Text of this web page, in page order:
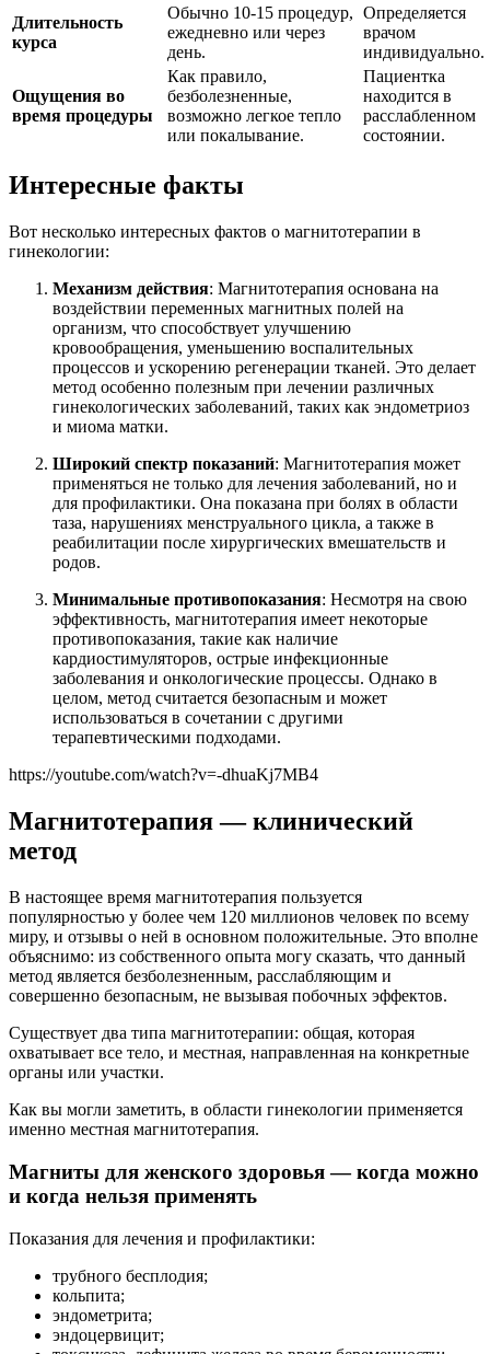
Длительность
курса
Обычно 10-15 процедур,
ежедневно или через
день.
Определяется
врачом
индивидуально.
Ощущения во
время процедуры
Как правило,
безболезненные,
возможно легкое тепло
или покалывание.
Пациентка
находится в
расслабленном
состоянии.
Интересные факты
Вот несколько интересных фактов о магнитотерапии в
гинекологии:
Механизм действия: Магнитотерапия основана на
воздействии переменных магнитных полей на
организм, что способствует улучшению
кровообращения, уменьшению воспалительных
процессов и ускорению регенерации тканей. Это делает
метод особенно полезным при лечении различных
гинекологических заболеваний, таких как эндометриоз
и миома матки.
Широкий спектр показаний: Магнитотерапия может
применяться не только для лечения заболеваний, но и
для профилактики. Она показана при болях в области
таза, нарушениях менструального цикла, а также в
реабилитации после хирургических вмешательств и
родов.
Минимальные противопоказания: Несмотря на свою
эффективность, магнитотерапия имеет некоторые
противопоказания, такие как наличие
кардиостимуляторов, острые инфекционные
заболевания и онкологические процессы. Однако в
целом, метод считается безопасным и может
использоваться в сочетании с другими
терапевтическими подходами.
https://youtube.com/watch?v=-dhuaKj7MB4
Магнитотерапия — клинический
метод
В настоящее время магнитотерапия пользуется
популярностью у более чем 120 миллионов человек по всему
миру, и отзывы о ней в основном положительные. Это вполне
объяснимо: из собственного опыта могу сказать, что данный
метод является безболезненным, расслабляющим и
совершенно безопасным, не вызывая побочных эффектов.
Существует два типа магнитотерапии: общая, которая
охватывает все тело, и местная, направленная на конкретные
органы или участки.
Как вы могли заметить, в области гинекологии применяется
именно местная магнитотерапия.
Магниты для женского здоровья — когда можно
и когда нельзя применять
Показания для лечения и профилактики:
трубного бесплодия;
кольпита;
эндометрита;
эндоцервицит;